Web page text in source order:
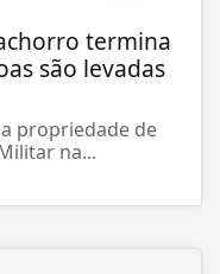
termina
são levadas
propriedade de
na...